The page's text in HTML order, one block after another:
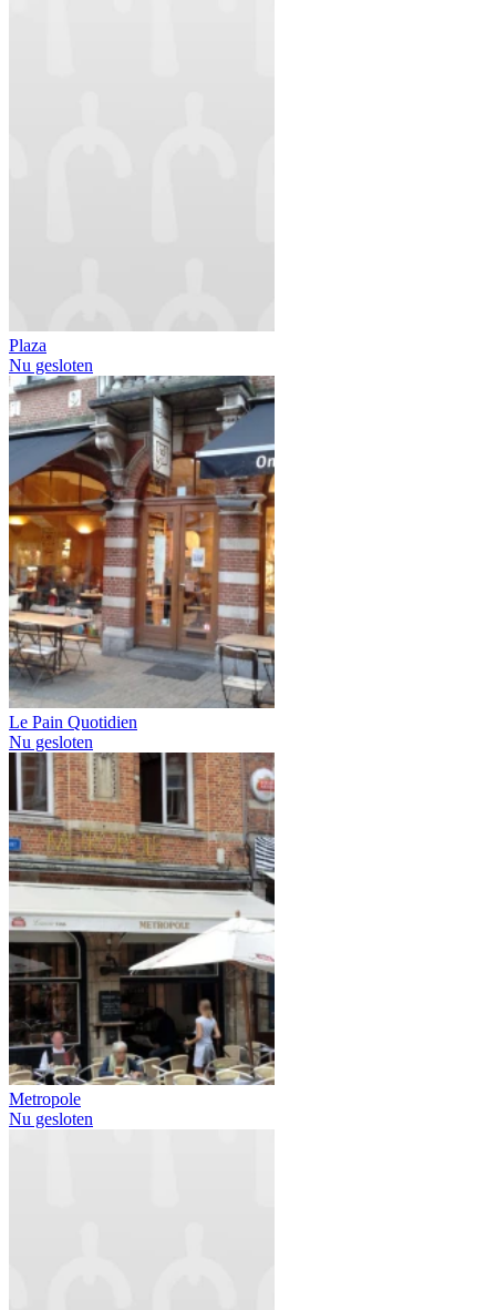
Plaza
Nu gesloten
Le Pain Quotidien
Nu gesloten
Metropole
Nu gesloten